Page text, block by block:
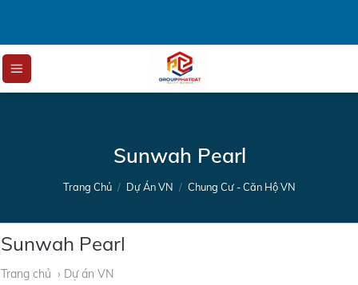
content
Sunwah Pearl
Trang Chủ / Dự Án VN / Chung Cư - Căn Hộ VN
Sunwah Pearl
Trang chủ › Dự án VN